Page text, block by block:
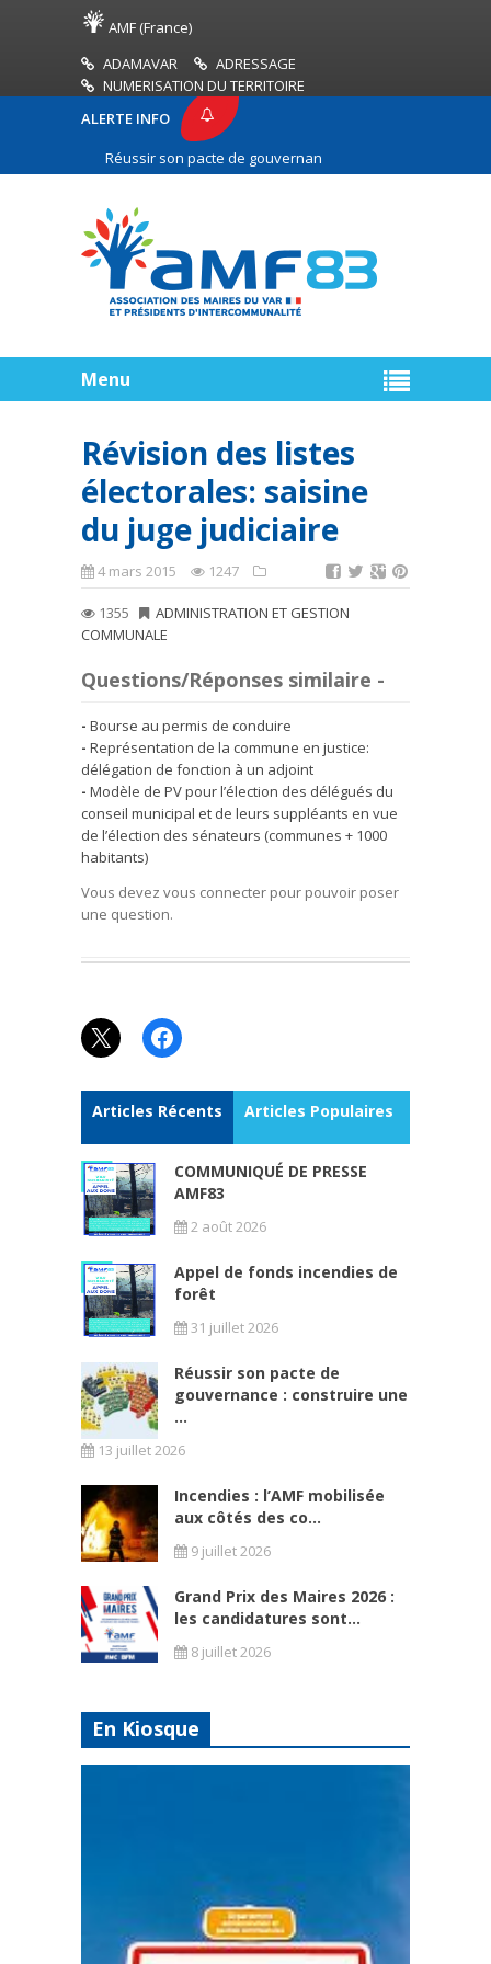
AMF (France)
ADAMAVAR
ADRESSAGE
NUMERISATION DU TERRITOIRE
ALERTE INFO
Réussir son pacte de gouvernance : construire une
Menu
Révision des listes
électorales: saisine
du juge judiciaire
4 mars 2015 1247
1355
ADMINISTRATION ET GESTION
COMMUNALE
Questions/Réponses similaire -
Bourse au permis de conduire
Représentation de la commune en justice:
délégation de fonction à un adjoint
Modèle de PV pour l’élection des délégués du
conseil municipal et de leurs suppléants en vue
de l’élection des sénateurs (communes + 1000
habitants)
Vous devez vous connecter pour pouvoir poser
une question.
X Facebook
Articles Récents Articles Populaires
COMMUNIQUÉ DE PRESSE
AMF83
2 août 2026
Appel de fonds incendies de
forêt
31 juillet 2026
Réussir son pacte de
gouvernance : construire une
...
13 juillet 2026
Incendies : l’AMF mobilisée
aux côtés des co...
9 juillet 2026
Grand Prix des Maires 2026 :
les candidatures sont...
8 juillet 2026
En Kiosque